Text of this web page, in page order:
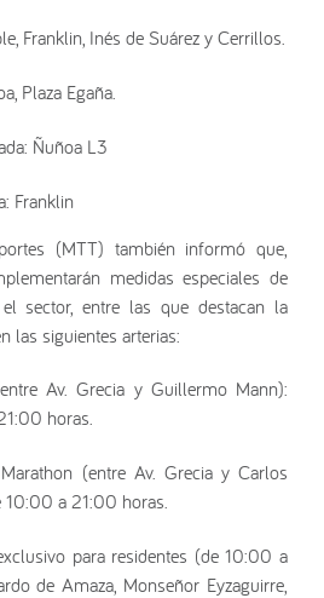
Franklin, Inés de Suárez y Cerrillos.
Plaza Egaña.
Ñuñoa L3
Franklin
(MTT) también informó que,
medidas especiales de
sector, entre las que destacan la
las siguientes arterias:
Av. Grecia y Guillermo Mann):
horas.
(entre Av. Grecia y Carlos
10:00 a 21:00 horas.
para residentes (de 10:00 a
de Amaza, Monseñor Eyzaguirre,